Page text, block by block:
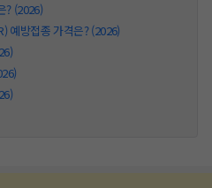
? (2026)
예방접종 가격은? (2026)